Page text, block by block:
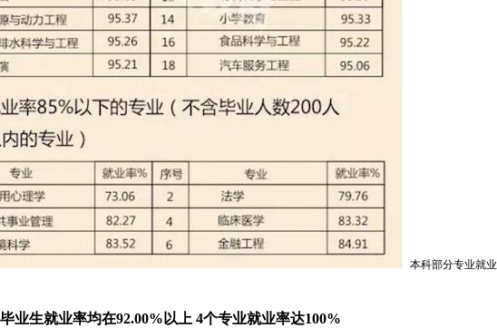
本科部分专业就业
业生就业率均在92.00%以上 4个专业就业率达100%